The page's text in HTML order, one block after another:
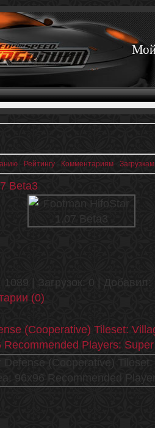
Мой
· Рейтингу· Комментариям· Загрузкам
Beta3
1089 | Загрузок: 0 | Добавил:
(0)
(Cooperative) Tileset:
Recommended Players: